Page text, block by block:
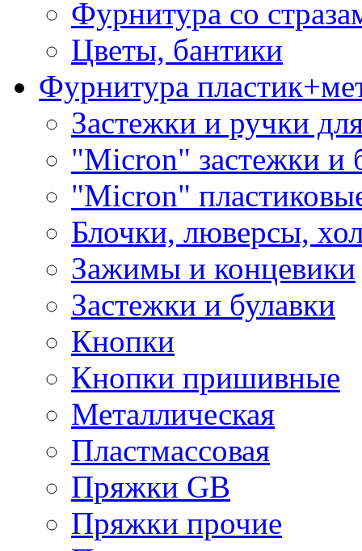
Фурнитура со
Цветы, бантики
Фурнитура
Застежки и ручки
"Micron" застежки и
"Micron"
Блочки, люверсы,
Зажимы и концевики
Застежки и булавки
Кнопки
Кнопки пришивные
Металлическая
Пластмассовая
Пряжки GB
Пряжки прочие